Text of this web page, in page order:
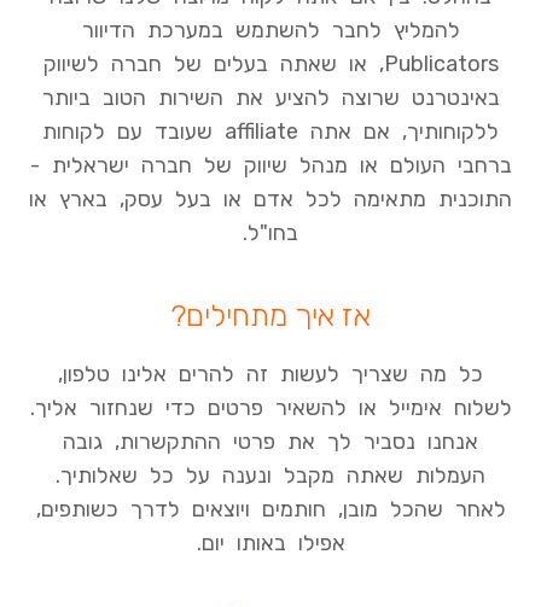
להמליץ לחבר להשתמש במערכת הדיוור
Publicators, או שאתה בעלים של חברה לשיווק
באינטרנט שרוצה להציע את השירות הטוב ביותר
ללקוחותיך, אם אתה affiliate שעובד עם לקוחות
ברחבי העולם או מנהל שיווק של חברה ישראלית -
התוכנית מתאימה לכל אדם או בעל עסק, בארץ או
בחו"ל.
אז איך מתחילים?
כל מה שצריך לעשות זה להרים אלינו טלפון,
לשלוח אימייל או להשאיר פרטים כדי שנחזור אליך.
אנחנו נסביר לך את פרטי ההתקשרות, גובה
העמלות שאתה מקבל ונענה על כל שאלותיך.
לאחר שהכל מובן, חותמים ויוצאים לדרך כשותפים,
אפילו באותו יום.